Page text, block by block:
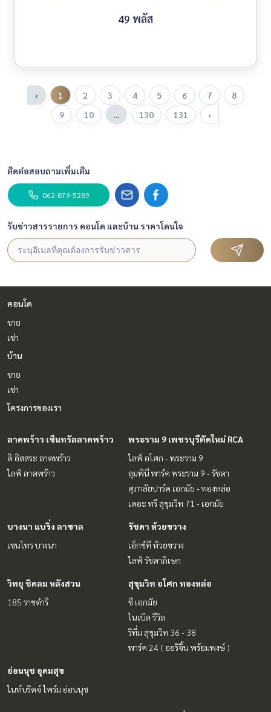
49 พลัส
‹ 1 2 3 4 5 6 7
8
9
10 ... 130 131 ›
ติดต่อสอบถามเพิ่มเติม
062-879-5289
รับข่าวสารรายการ คอนโด และบ้าน ราคาโดนใจ
คอนโด
ขาย
เช่า
บ้าน
ขาย
เช่า
โครงการของเรา
ลาดพร้าว เซ็นทรัลลาดพร้าว
ดิ อิสสระ ลาดพร้าว
ไลฟ์ ลาดพร้าว
พระราม 9 เพชรบุรีตัดใหม่ RCA
ไลฟ์ อโศก - พระราม 9
ลุมพินี พาร์ค พระราม 9 - รัชดา
ศุภาลัยปาร์ค เอกมัย - ทองหล่อ
เดอะ ทรี สุขุมวิท 71 - เอกมัย
บางนา แบริ่ง ลาซาล
เซนโทร บางนา
รัชดา ห้วยขวาง
เอ็กซ์ที ห้วยขวาง
ไลฟ์ รัชดาภิเษก
วิทยุ ชิดลม หลังสวน
185 ราชดำริ
สุขุมวิท อโศก ทองหล่อ
ซี เอกมัย
โนเบิล รีวิล
ริทึ่ม สุขุมวิท 36 - 38
พาร์ค 24 ( ออริจิ้น พร้อมพงษ์ )
อ่อนนุช อุดมสุข
ไนท์บริดจ์ ไพร์ม อ่อนนุช